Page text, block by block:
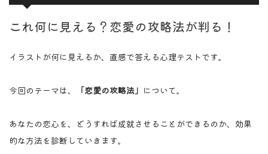
これ何に見える？恋愛の攻略法が判る！
イラストが何に見えるか、直感で答える心理テストです。
今回のテーマは、 「恋愛の攻略法」 について。
あなたの恋心を、どうすれば成就させることができるのか、効果
的な方法を診断していきます。